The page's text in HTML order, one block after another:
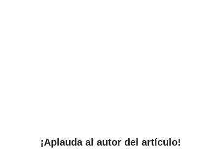
¡Aplauda al autor del artículo!